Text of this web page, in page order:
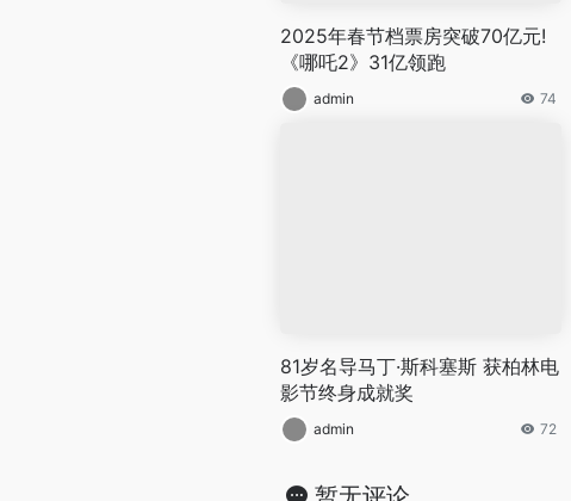
2025年春节档票房突破70亿元!
《哪吒2》31亿领跑
admin 74
81岁名导马丁·斯科塞斯 获柏林电
影节终身成就奖
admin 72